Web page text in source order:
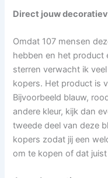
Direct jouw
Omdat 107 mensen
hebben en het product
sterren verwacht ik
kopers. Het product is
Bijvoorbeeld blauw,
andere kleur, kijk dan
tweede deel van deze
kopers zodat jij een
om te kopen of dat